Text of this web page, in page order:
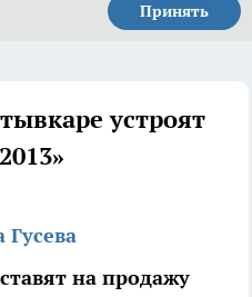
Принять
устроят
Гусева
на продажу